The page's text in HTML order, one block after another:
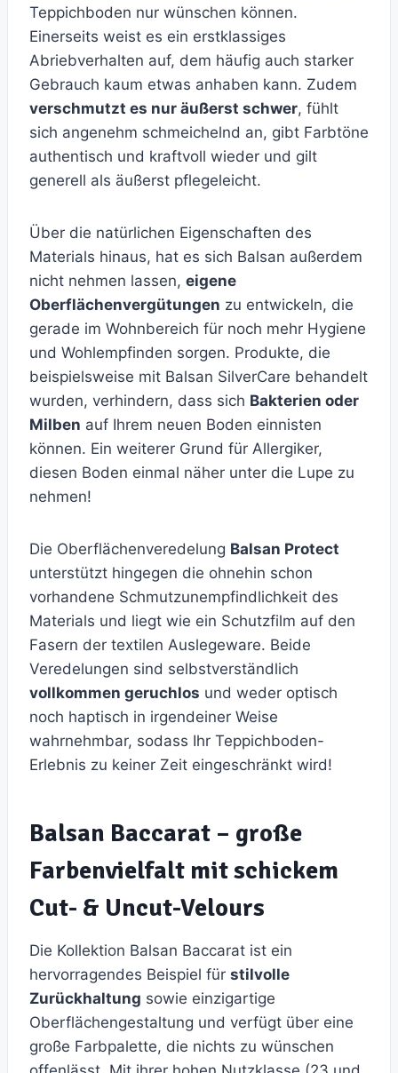
Teppichboden nur wünschen können.
Einerseits weist es ein erstklassiges
Abriebverhalten auf, dem häufig auch starker
Gebrauch kaum etwas anhaben kann. Zudem
verschmutzt es nur äußerst schwer, fühlt
sich angenehm schmeichelnd an, gibt Farbtöne
authentisch und kraftvoll wieder und gilt
generell als äußerst pflegeleicht.
Über die natürlichen Eigenschaften des
Materials hinaus, hat es sich Balsan außerdem
nicht nehmen lassen, eigene
Oberflächenvergütungen zu entwickeln, die
gerade im Wohnbereich für noch mehr Hygiene
und Wohlempfinden sorgen. Produkte, die
beispielsweise mit Balsan SilverCare behandelt
wurden, verhindern, dass sich Bakterien oder
Milben auf Ihrem neuen Boden einnisten
können. Ein weiterer Grund für Allergiker,
diesen Boden einmal näher unter die Lupe zu
nehmen!
Die Oberflächenveredelung Balsan Protect
unterstützt hingegen die ohnehin schon
vorhandene Schmutzunempfindlichkeit des
Materials und liegt wie ein Schutzfilm auf den
Fasern der textilen Auslegeware. Beide
Veredelungen sind selbstverständlich
vollkommen geruchlos und weder optisch
noch haptisch in irgendeiner Weise
wahrnehmbar, sodass Ihr Teppichboden-
Erlebnis zu keiner Zeit eingeschränkt wird!
Balsan Baccarat – große
Farbenvielfalt mit schickem
Cut- & Uncut-Velours
Die Kollektion Balsan Baccarat ist ein
hervorragendes Beispiel für stilvolle
Zurückhaltung sowie einzigartige
Oberflächengestaltung und verfügt über eine
große Farbpalette, die nichts zu wünschen